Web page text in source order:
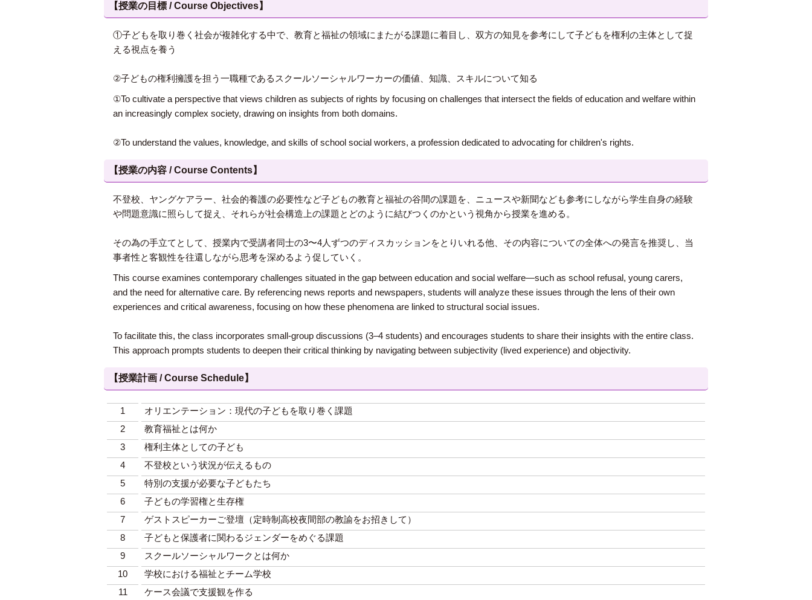
【授業の目標 / Course Objectives】
①子どもを取り巻く社会が複雑化する中で、教育と福祉の領域にまたがる課題に着目し、双方の知見を参考にして子どもを権利の主体として捉
える視点を養う
②子どもの権利擁護を担う一職種であるスクールソーシャルワーカーの価値、知識、スキルについて知る
①To cultivate a perspective that views children as subjects of rights by focusing on challenges that intersect the fields of education and welfare within
an increasingly complex society, drawing on insights from both domains.
②To understand the values, knowledge, and skills of school social workers, a profession dedicated to advocating for children's rights.
【授業の内容 / Course Contents】
不登校、ヤングケアラー、社会的養護の必要性など子どもの教育と福祉の谷間の課題を、ニュースや新聞なども参考にしながら学生自身の経験
や問題意識に照らして捉え、それらが社会構造上の課題とどのように結びつくのかという視角から授業を進める。
その為の手立てとして、授業内で受講者同士の3〜4人ずつのディスカッションをとりいれる他、その内容についての全体への発言を推奨し、当
事者性と客観性を往還しながら思考を深めるよう促していく。
This course examines contemporary challenges situated in the gap between education and social welfare—such as school refusal, young carers,
and the need for alternative care. By referencing news reports and newspapers, students will analyze these issues through the lens of their own
experiences and critical awareness, focusing on how these phenomena are linked to structural social issues.
To facilitate this, the class incorporates small-group discussions (3–4 students) and encourages students to share their insights with the entire class.
This approach prompts students to deepen their critical thinking by navigating between subjectivity (lived experience) and objectivity.
【授業計画 / Course Schedule】
1
オリエンテーション：現代の子どもを取り巻く課題
2
教育福祉とは何か
3
権利主体としての子ども
4
不登校という状況が伝えるもの
5
特別の支援が必要な子どもたち
6
子どもの学習権と生存権
7
ゲストスピーカーご登壇（定時制高校夜間部の教諭をお招きして）
8
子どもと保護者に関わるジェンダーをめぐる課題
9
スクールソーシャルワークとは何か
10
学校における福祉とチーム学校
11
ケース会議で支援観を作る